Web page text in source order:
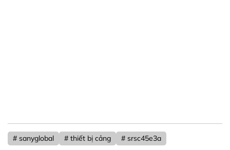
# sanyglobal # thiết bị cảng # srsc45e3a